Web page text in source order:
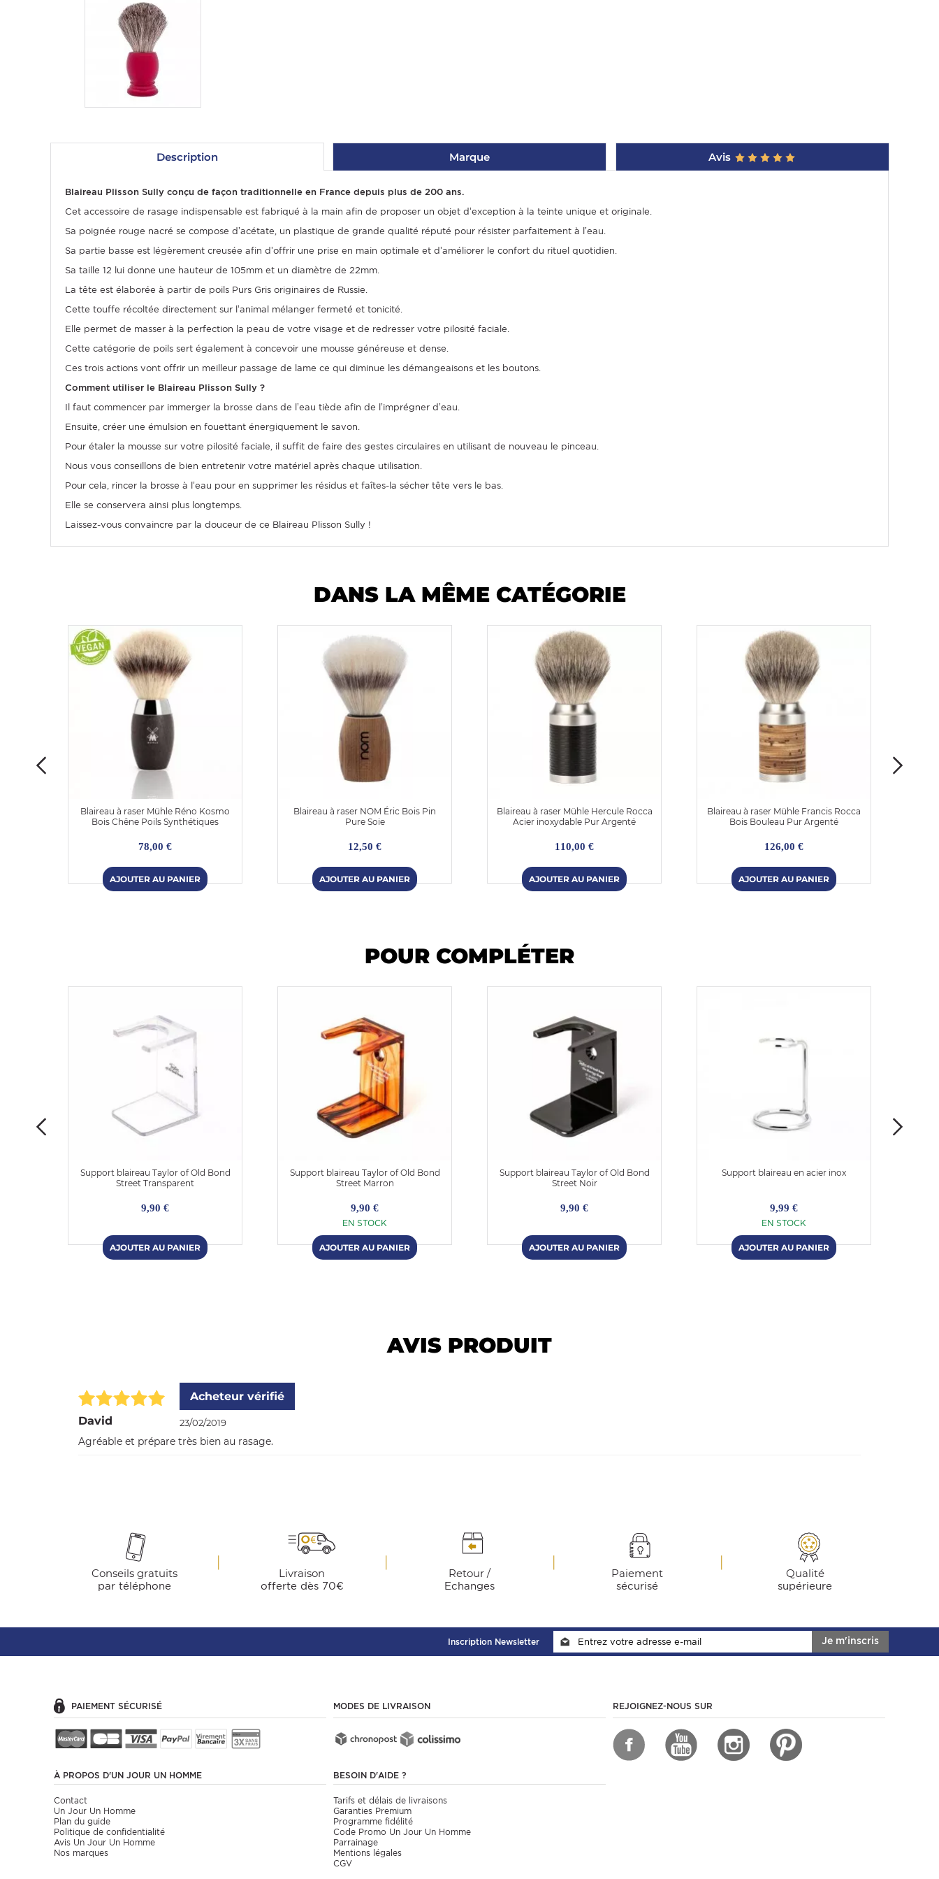
Description Marque Avis
Blaireau Plisson Sully conçu de façon traditionnelle en France depuis plus de 200 ans.
Cet accessoire de rasage indispensable est fabriqué à la main afin de proposer un objet d’exception à la teinte unique et originale.
Sa poignée rouge nacré se compose d’acétate, un plastique de grande qualité réputé pour résister parfaitement à l’eau.
Sa partie basse est légèrement creusée afin d’offrir une prise en main optimale et d’améliorer le confort du rituel quotidien.
Sa taille 12 lui donne une hauteur de 105mm et un diamètre de 22mm.
La tête est élaborée à partir de poils Purs Gris originaires de Russie.
Cette touffe récoltée directement sur l’animal mélanger fermeté et tonicité.
Elle permet de masser à la perfection la peau de votre visage et de redresser votre pilosité faciale.
Cette catégorie de poils sert également à concevoir une mousse généreuse et dense.
Ces trois actions vont offrir un meilleur passage de lame ce qui diminue les démangeaisons et les boutons.
Comment utiliser le Blaireau Plisson Sully ?
Il faut commencer par immerger la brosse dans de l’eau tiède afin de l’imprégner d’eau.
Ensuite, créer une émulsion en fouettant énergiquement le savon.
Pour étaler la mousse sur votre pilosité faciale, il suffit de faire des gestes circulaires en utilisant de nouveau le pinceau.
Nous vous conseillons de bien entretenir votre matériel après chaque utilisation.
Pour cela, rincer la brosse à l’eau pour en supprimer les résidus et faîtes-la sécher tête vers le bas.
Elle se conservera ainsi plus longtemps.
Laissez-vous convaincre par la douceur de ce Blaireau Plisson Sully !
DANS LA MÊME CATÉGORIE
Blaireau à raser Mühle Réno Kosmo
Bois Chêne Poils Synthétiques
78,00 €
Blaireau à raser NOM Éric Bois Pin
Pure Soie
12,50 €
Blaireau à raser Mühle Hercule Rocca
Acier inoxydable Pur Argenté
110,00 €
Blaireau à raser Mühle Francis Rocca
Bois Bouleau Pur Argenté
126,00 €
POUR COMPLÉTER
Support blaireau Taylor of Old Bond
Street Transparent
9,90 €
Support blaireau Taylor of Old Bond
Street Marron
9,90 €
EN STOCK
Support blaireau Taylor of Old Bond
Street Noir
9,90 €
Support blaireau en acier inox
9,99 €
EN STOCK
AVIS PRODUIT
David
Acheteur vérifié
23/02/2019
Agréable et prépare très bien au rasage.
Conseils gratuits
par téléphone
Livraison
offerte dès 70€
Retour /
Echanges
Paiement
sécurisé
Qualité
supérieure
Je m'inscris
Inscription Newsletter
PAIEMENT SÉCURISÉ MODES DE LIVRAISON REJOIGNEZ-NOUS SUR
À PROPOS D'UN JOUR UN HOMME
Contact
Un Jour Un Homme
Plan du guide
Politique de confidentialité
Avis Un Jour Un Homme
Nos marques
BESOIN D'AIDE ?
Tarifs et délais de livraisons
Garanties Premium
Programme fidélité
Code Promo Un Jour Un Homme
Parrainage
Mentions légales
CGV